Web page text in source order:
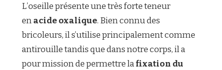
L’oseille présente une très forte teneur
enacide oxalique. Bien connu des
bricoleurs, il s’utilise principalement comme
antirouille tandis que dans notre corps, il a
pour mission de permettre lafixation du